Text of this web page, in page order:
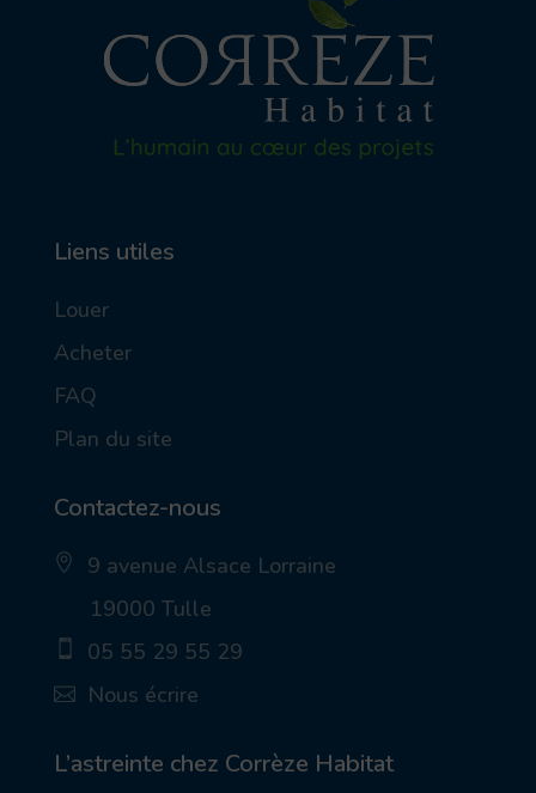
Liens utiles
Louer
Acheter
FAQ
Plan du site
Contactez-nous
in
lt
9 avenue Alsace Lorraine
19000 Tulle
on
ob
ile
05 55 29 55 29
_
m
Nous écrire
L’astreinte chez Corrèze Habitat